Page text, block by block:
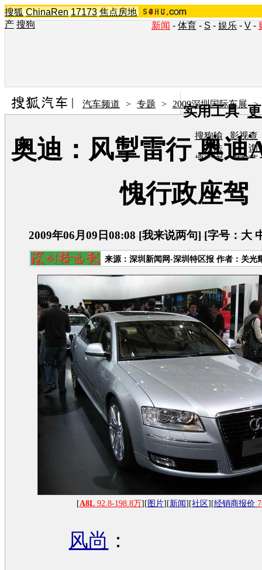
搜狐 ChinaRen 17173 焦点房地
产 搜狗 新闻 - 体育 - S - 娱乐 - V -
实用工具
搜狗输
入法
影视查
询
搜狗浏
TV节
乐盒
汽车频道 > 专题 > 2009深圳国际车展 >
奥迪：风掣雷行 奥迪
愧行政座驾
2009年06月09日08:08 [我来说两句] [字号：大
来源：深圳新闻网-深圳特区报 作者：关光
[A8L 92.8-198.8万][ 图片][新闻][社区][经销商报价
风尚 ：